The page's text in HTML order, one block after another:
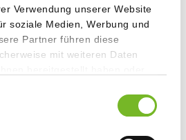
Verwendung unserer Website
soziale Medien, Werbung und
Partner führen diese
mit weiteren Daten
mit ClimatePartner Bäume in